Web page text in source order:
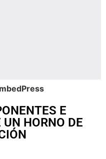
E
HORNO DE